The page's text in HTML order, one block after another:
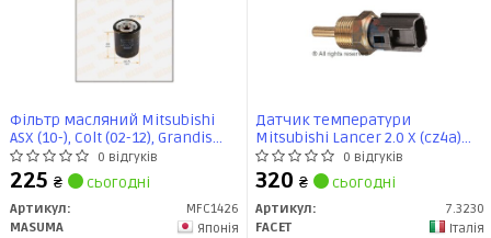
Фільтр масляний Mitsubishi
ASX (10-), Colt (02-12), Grandis
(03-10), Lancer (00-07),
Outlander (05-) (MFC-1426)
MASUMA
0 відгуків
225 ₴ сьогодні
Артикул:
MFC1426
MASUMA
Японія
Датчик температури
Mitsubishi Lancer 2.0 X (cz4a)
(08-16) (7.3230) Facet
0 відгуків
320 ₴ сьогодні
Артикул:
7.3230
FACET
Італія